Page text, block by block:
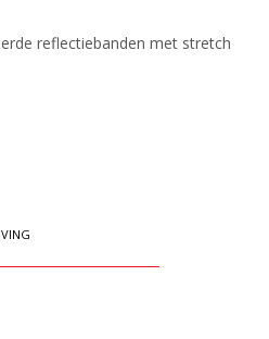
reflectiebanden met stretch